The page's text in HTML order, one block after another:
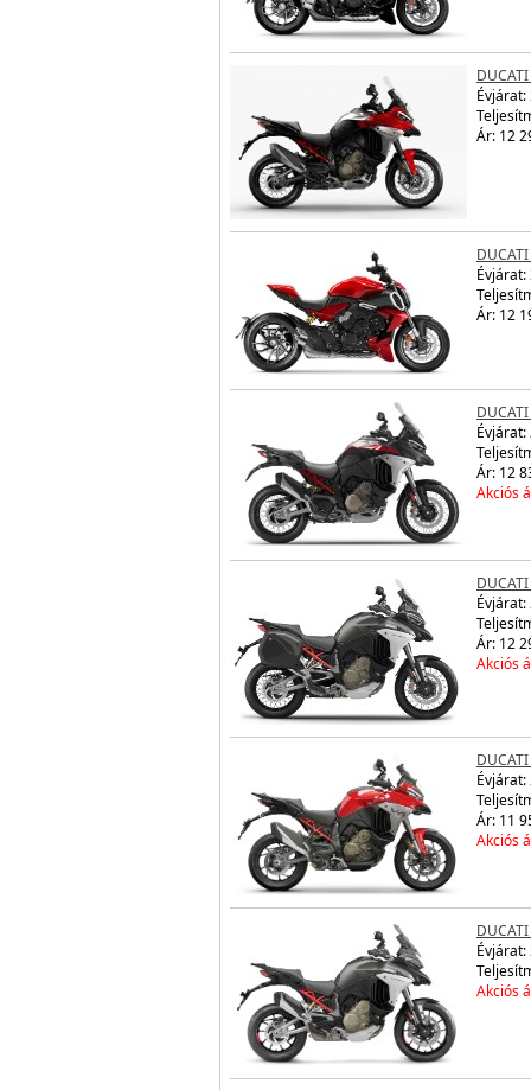
Évjárat:
Ár: 12
Évjárat:
Ár: 12
Évjárat:
Ár: 12
Akciós
Évjárat:
Ár: 12
Akciós
Évjárat:
Ár: 11
Akciós
Évjárat:
Akciós